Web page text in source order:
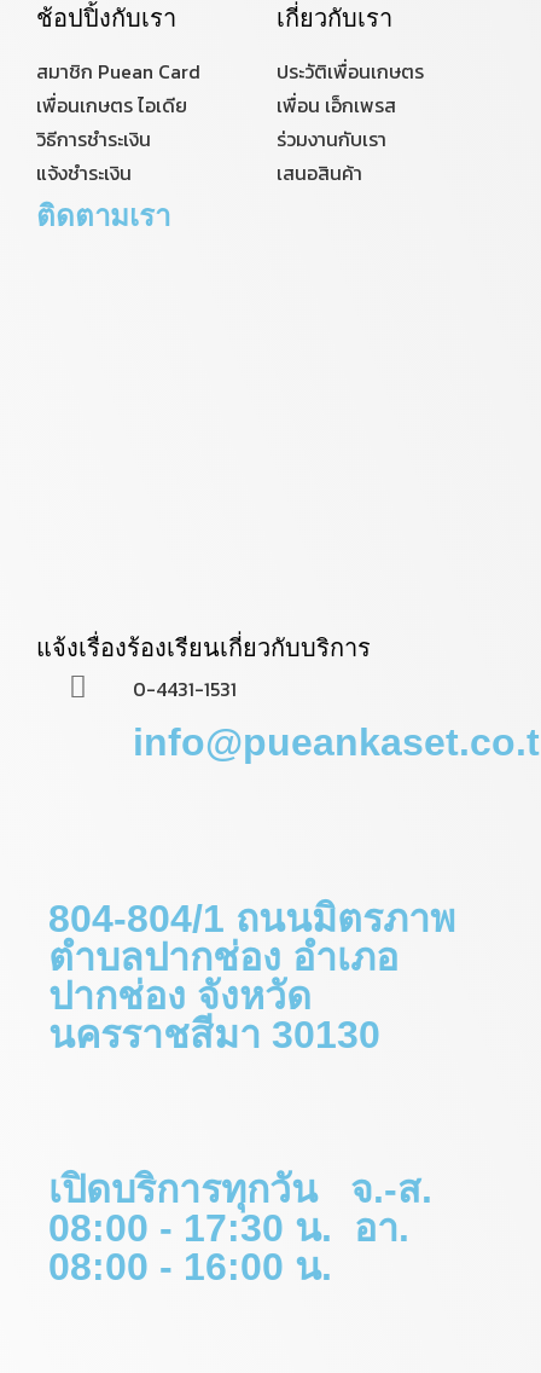
ช้อปปิ้งกับเรา
สมาชิก Puean Card
เพื่อนเกษตร ไอเดีย
วิธีการชำระเงิน
แจ้งชำระเงิน
เกี่ยวกับเรา
ประวัติเพื่อนเกษตร
เพื่อน เอ็กเพรส
ร่วมงานกับเรา
เสนอสินค้า
ติดตามเรา
แจ้งเรื่องร้องเรียนเกี่ยวกับบริการ
0-4431-1531
804-804/1 ถนนมิตรภาพ
ตำบลปากช่อง อำเภอ
ปากช่อง จังหวัด
นครราชสีมา 30130
เปิดบริการทุกวัน จ.-ส.
08:00 - 17:30 น. อา.
08:00 - 16:00 น.